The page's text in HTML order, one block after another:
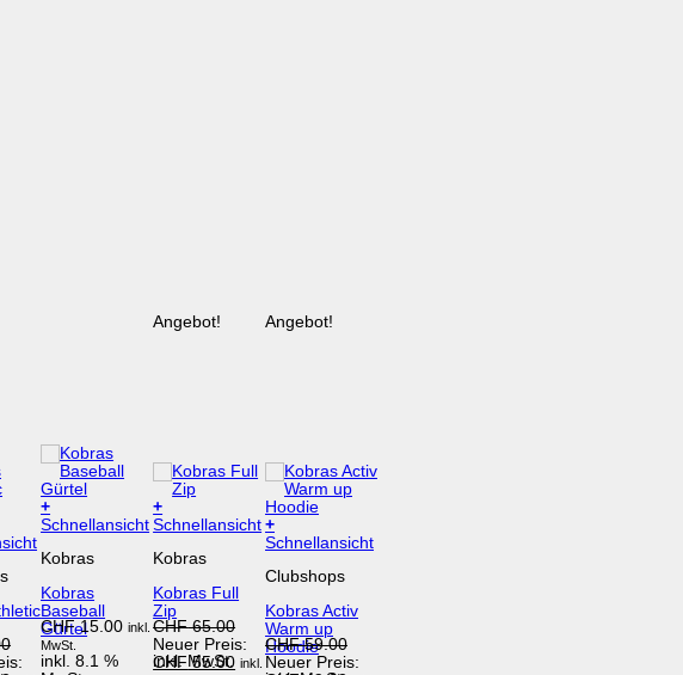
Ursprünglicher
Preis
+
Schnellansicht
Kobras
Kobras
Baseball
Gürtel
CHF15.00 inkl.
MwSt.
inkl. 8.1 %
Angebot!
+
Dieses
weist
Varianten
auf.
Die
Optionen
können
Schnellansicht
Kobras
Kobras Full
Zip
CHF65.00Ursprünglicher
Preis
war:
Neuer Preis:
CHF55.00Aktueller
inkl.
inkl. MwSt.
Angebot!
+
Dieses
weist
Varianten
auf.
Die
Optionen
Schnellansicht
Clubshops
Kobras Activ
Warm up
Hoodie
CHF59.00Ursprünglicher
Preis
Neuer Preis: